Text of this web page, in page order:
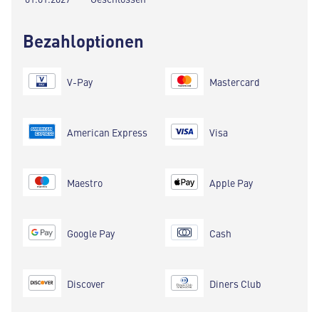
Bezahloptionen
V-Pay
American Express
Maestro
Google Pay
Discover
Mastercard
Visa
Apple Pay
Cash
Diners Club